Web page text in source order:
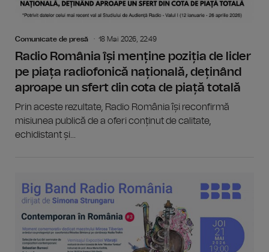
Comunicate de presă 18 Mai 2026, 22:49
Radio România își menține poziția de lider
pe piața radiofonică națională, deținând
aproape un sfert din cota de piață totală
Prin aceste rezultate, Radio România își reconfirmă
misiunea publică de a oferi conținut de calitate,
echidistant și...